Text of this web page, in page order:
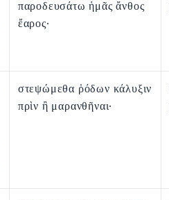
παροδευσάτω ἡμᾶς ἄνθος
ἔαρος·
στεψώμεθα ῥόδων κάλυξιν
πρὶν ἢ μαρανθῆναι·